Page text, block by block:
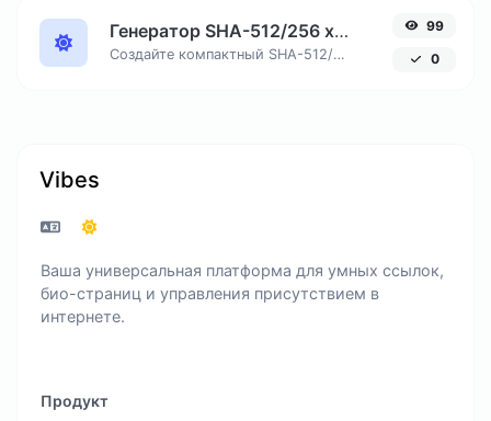
Генератор SHA-512/256 хеша онлайн
Создайте компактный SHA-512/256 хеш, обеспечивающий 128-битную безопасность без избыточной длины вывода.
99
0
Vibes
Ваша универсальная платформа для умных ссылок,
био-страниц и управления присутствием в
интернете.
Продукт